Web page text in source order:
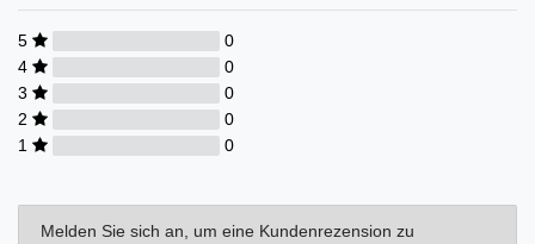
5
0
4
0
3
0
2
0
1
0
Melden Sie sich an, um eine Kundenrezension zu